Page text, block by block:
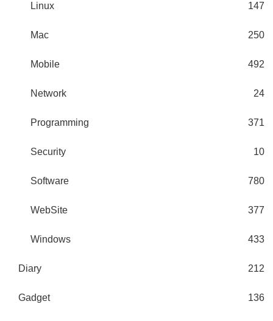
Linux 147
Mac 250
Mobile 492
Network 24
Programming 371
Security 10
Software 780
WebSite 377
Windows 433
Diary 212
Gadget 136